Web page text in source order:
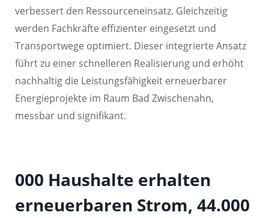
verbessert den Ressourceneinsatz. Gleichzeitig
werden Fachkräfte effizienter eingesetzt und
Transportwege optimiert. Dieser integrierte Ansatz
führt zu einer schnelleren Realisierung und erhöht
nachhaltig die Leistungsfähigkeit erneuerbarer
Energieprojekte im Raum Bad Zwischenahn,
messbar und signifikant.
000 Haushalte erhalten
erneuerbaren Strom, 44.000